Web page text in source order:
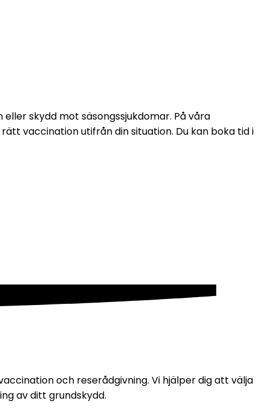
skydd mot säsongssjukdomar. På våra
vaccination utifrån din situation. Du kan boka tid i
och reserådgivning. Vi hjälper dig att välja
av ditt grundskydd.